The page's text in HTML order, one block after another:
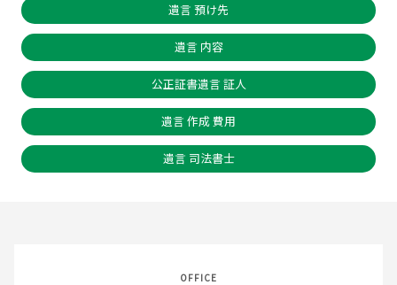
遺言 預け先
遺言 内容
公正証書遺言 証人
遺言 作成 費用
遺言 司法書士
OFFICE